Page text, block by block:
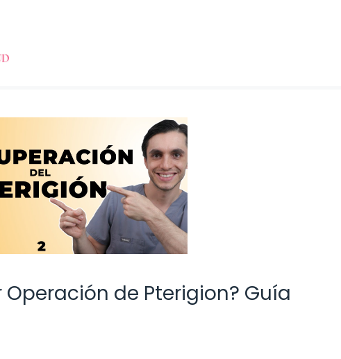
de Pterigion? Guía